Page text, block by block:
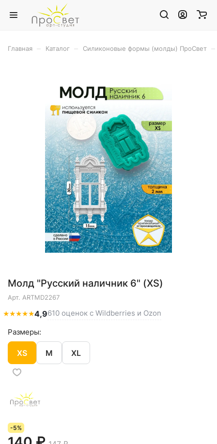
Главная Каталог Силиконовые формы (молды) ПроСвет
Молд "Русский наличник 6" (XS)
Арт. ARTMD2267
★★★★★4,9610 оценок с Wildberries и Ozon
Размеры:
XS M XL
-5%